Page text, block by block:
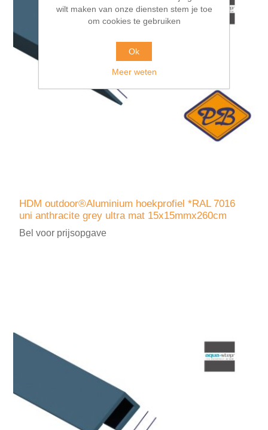
HDM outdoor®Aluminium hoekprofiel *RAL 7016
uni anthracite grey ultra mat 15x15mmx260cm
Bel voor prijsopgave
wilt maken van onze diensten stem je toe
om cookies te gebruiken
Ok
Meer weten